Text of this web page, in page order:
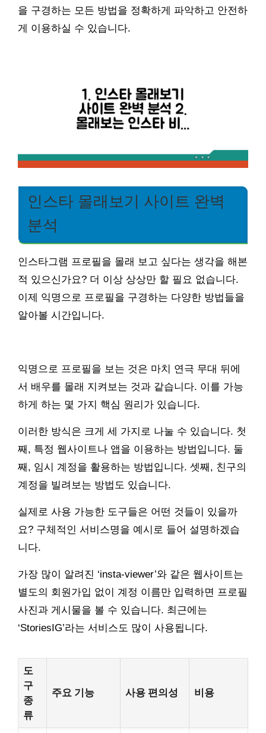
을 구경하는 모든 방법을 정확하게 파악하고 안전하
게 이용하실 수 있습니다.
인스타 몰래보기 사이트 완벽
분석
인스타그램 프로필을 몰래 보고 싶다는 생각을 해본
적 있으신가요? 더 이상 상상만 할 필요 없습니다.
이제 익명으로 프로필을 구경하는 다양한 방법들을
알아볼 시간입니다.
익명으로 프로필을 보는 것은 마치 연극 무대 뒤에
서 배우를 몰래 지켜보는 것과 같습니다. 이를 가능
하게 하는 몇 가지 핵심 원리가 있습니다.
이러한 방식은 크게 세 가지로 나눌 수 있습니다. 첫
째, 특정 웹사이트나 앱을 이용하는 방법입니다. 둘
째, 임시 계정을 활용하는 방법입니다. 셋째, 친구의
계정을 빌려보는 방법도 있습니다.
실제로 사용 가능한 도구들은 어떤 것들이 있을까
요? 구체적인 서비스명을 예시로 들어 설명하겠습
니다.
가장 많이 알려진 ‘insta-viewer’와 같은 웹사이트는
별도의 회원가입 없이 계정 이름만 입력하면 프로필
사진과 게시물을 볼 수 있습니다. 최근에는
‘StoriesIG’라는 서비스도 많이 사용됩니다.
도
구
종
류
주요 기능 사용 편의성 비용